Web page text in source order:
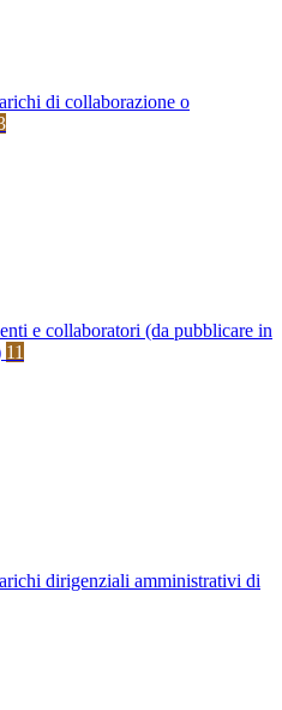
di collaborazione o
e collaboratori (da pubblicare in
11
dirigenziali amministrativi di